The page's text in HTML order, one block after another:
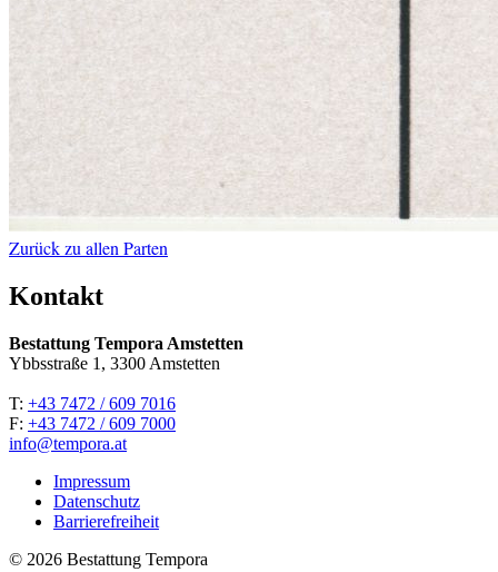
Zurück zu allen Parten
Kontakt
Bestattung Tempora Amstetten
Ybbsstraße 1, 3300 Amstetten
T: +43 7472 / 609 7016
F: +43 7472 / 609 7000
info@tempora.at
Impressum
Datenschutz
Barrierefreiheit
© 2026 Bestattung Tempora